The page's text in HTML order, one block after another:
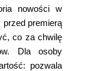
nowości w
przed premierą
co za chwilę
Dla osoby
pozwala